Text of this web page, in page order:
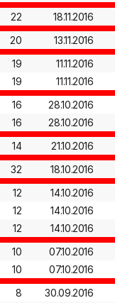
22
18.11.2016
20
13.11.2016
19
11.11.2016
19
11.11.2016
16
28.10.2016
16
28.10.2016
14
21.10.2016
32
18.10.2016
12
14.10.2016
12
14.10.2016
12
14.10.2016
10
07.10.2016
10
07.10.2016
8
30.09.2016